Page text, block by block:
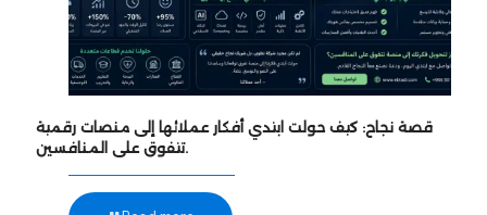
قصة نجاح: كيف حولت ابتدي أفكار عملائها إلى منصات رقمية
تتفوق على المنافسين.